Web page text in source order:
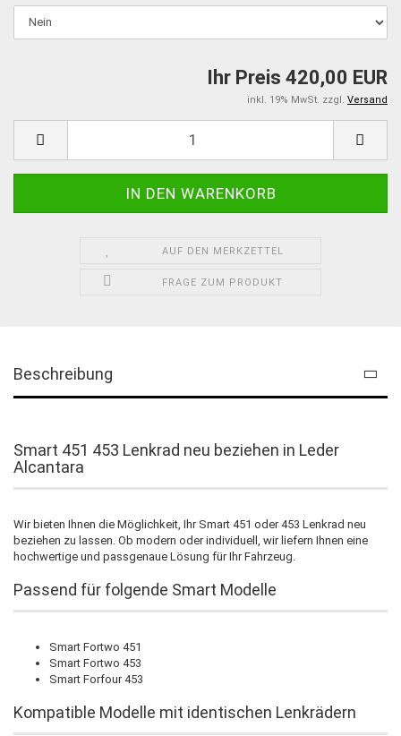
Ihr Preis 420,00 EUR
inkl. 19% MwSt. zzgl. Versand
AUF DEN MERKZETTEL
FRAGE ZUM PRODUKT
Beschreibung
Smart 451 453 Lenkrad neu beziehen in Leder
Alcantara
Wir bieten Ihnen die Möglichkeit, Ihr Smart 451 oder 453 Lenkrad neu
beziehen zu lassen. Ob modern oder individuell, wir liefern Ihnen eine
hochwertige und passgenaue Lösung für Ihr Fahrzeug.
Passend für folgende Smart Modelle
Smart Fortwo 451
Smart Fortwo 453
Smart Forfour 453
Kompatible Modelle mit identischen Lenkrädern